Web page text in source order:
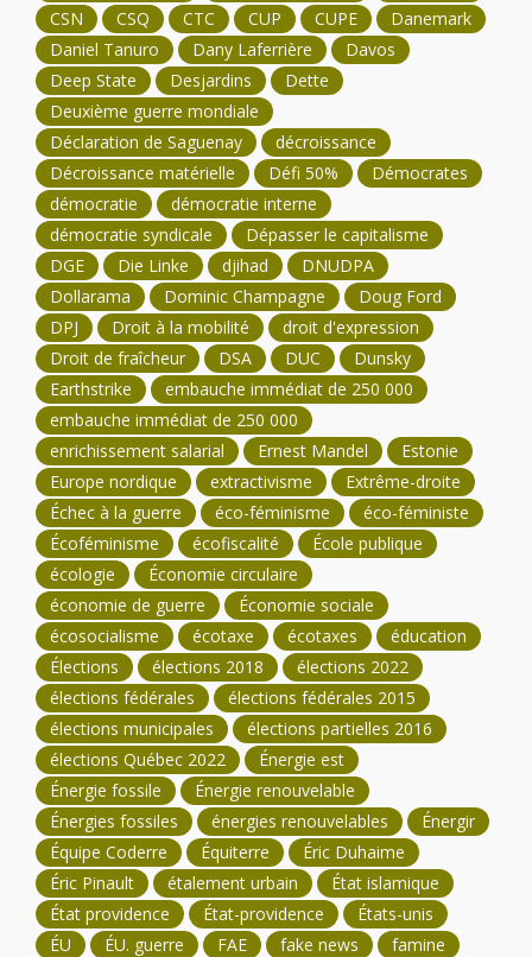
CSN
CSQ CTC CUP CUPE
Danemark
Daniel Tanuro
Dany Laferrière
Davos
Deep State
Desjardins
Dette
Deuxième guerre mondiale
Déclaration de Saguenay
décroissance
Décroissance matérielle
Défi 50%
Démocrates
démocratie
démocratie interne
démocratie syndicale
Dépasser le capitalisme
DGE
Die Linke djihad
DNUDPA
Dollarama
Dominic Champagne
Doug Ford
DPJ
Droit à la mobilité
droit d'expression
Droit de fraîcheur
DSA DUC
Dunsky
Earthstrike
embauche immédiat de 250 000
embauche immédiat de 250 000
enrichissement salarial
Ernest Mandel
Estonie
Europe nordique
extractivisme
Extrême-droite
Échec à la guerre
éco-féminisme
éco-féministe
Écoféminisme
écofiscalité
École publique
écologie
Économie circulaire
économie de guerre
Économie sociale
écosocialisme
écotaxe écotaxes
éducation
Élections
élections 2018
élections 2022
élections fédérales
élections fédérales 2015
élections municipales
élections partielles 2016
élections Québec 2022
Énergie est
Énergie fossile
Énergie renouvelable
Énergies fossiles
énergies renouvelables
Énergir
Équipe Coderre
Équiterre
Éric Duhaime
Éric Pinault
étalement urbain
État islamique
État providence
État-providence
États-unis
ÉU
ÉU. guerre FAE fake news
famine